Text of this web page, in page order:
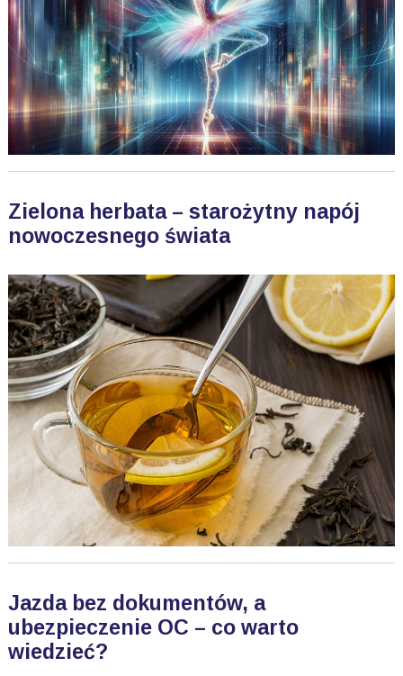
Zielona herbata – starożytny napój
nowoczesnego świata
Jazda bez dokumentów, a
ubezpieczenie OC – co warto
wiedzieć?